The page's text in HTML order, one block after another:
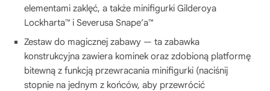
elementami zaklęć, a także minifigurki Gilderoya
Lockharta™ i Severusa Snape’a™
Zestaw do magicznej zabawy — ta zabawka
konstrukcyjna zawiera kominek oraz zdobioną platformę
bitewną z funkcją przewracania minifigurki (naciśnij
stopnie na jednym z końców, aby przewrócić